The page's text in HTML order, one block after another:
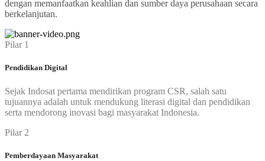
dengan memanfaatkan keahlian dan sumber daya perusahaan secara
berkelanjutan.
Pilar 1
Pendidikan Digital
Sejak Indosat pertama mendirikan program CSR, salah satu
tujuannya adalah untuk mendukung literasi digital dan pendidikan
serta mendorong inovasi bagi masyarakat Indonesia.
Pilar 2
Pemberdayaan Masyarakat